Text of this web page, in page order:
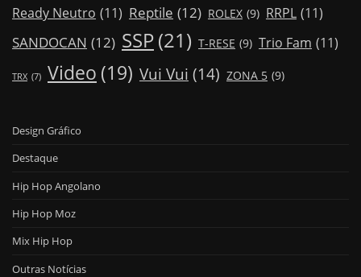
Ready Neutro (11) Reptile (12) ROLEX (9) RRPL (11)
SANDOCAN (12) SSP(21) T-RESE (9) Trio Fam (11)
TRX (7) Video (19) Vui Vui (14) ZONA 5 (9)
Design Gráfico
Destaque
Hip Hop Angolano
Hip Hop Moz
Mix Hip Hop
Outras Notícias